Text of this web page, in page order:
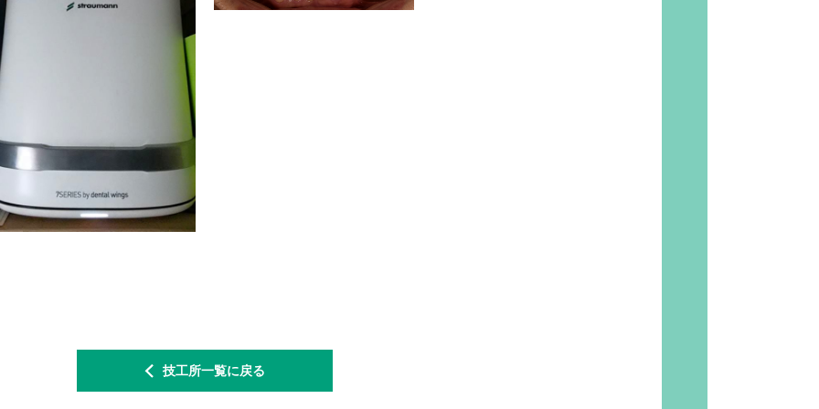
技工所一覧に戻る